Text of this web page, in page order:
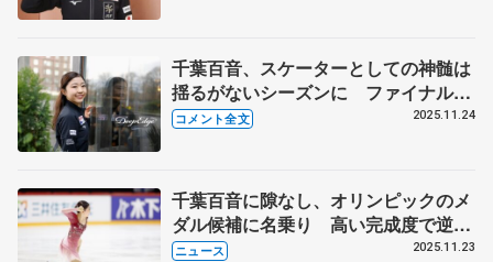
千葉百音、スケーターとしての神髄は
揺るがないシーズンに ファイナル最
終滑走はフィンランディアで予行練習
コメント全文 2025.11.24
千葉百音に隙なし、オリンピックのメ
ダル候補に名乗り 高い完成度で逆転
優勝 GP最終第6戦フィンランディア
ニュース 2025.11.23